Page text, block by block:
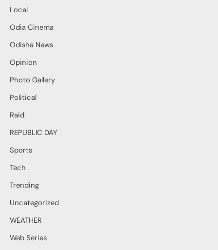
Local
Odia Cinema
Odisha News
Opinion
Photo Gallery
Political
Raid
REPUBLIC DAY
Sports
Tech
Trending
Uncategorized
WEATHER
Web Series